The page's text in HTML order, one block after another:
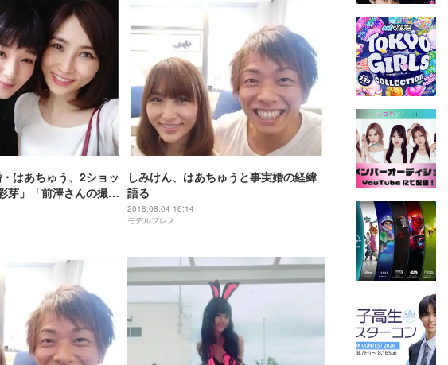
はあちゅう、2ショッ
芽」「前澤さんの撮る
いけど…」
しみけん、はあちゅうと事実婚の経緯
語る
2018.08.04 16:14
モデルプレス